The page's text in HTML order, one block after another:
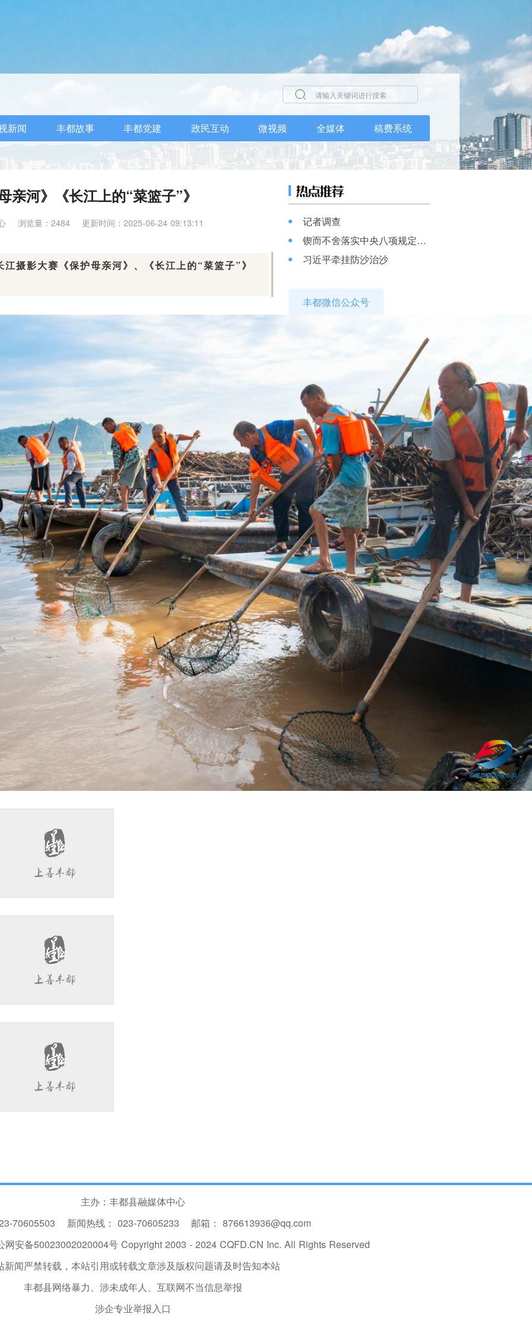
新闻 丰都故事 丰都党建 政民互动 微视频 全媒体 稿费系统
亲河》《长江上的“菜篮子”》
浏览量：2484 更新时间：2025-06-24 09:13:11
摄影大赛《保护母亲河》、《长江上的“菜篮子”》
记者调查
锲而不舍落实中央八项规定精神
习近平牵挂防沙治沙
丰都微信公众号
“看丰都”客户端
主办：丰都县融媒体中心
70605503
新闻热线： 023-70605233 邮箱： 876613936@qq.com
网安备50023002020004号 Copyright 2003 - 2024 CQFD.CN Inc. All Rights Reserved
新闻严禁转载，本站引用或转载文章涉及版权问题请及时告知本站
丰都县网络暴力、涉未成年人、互联网不当信息举报
涉企专业举报入口